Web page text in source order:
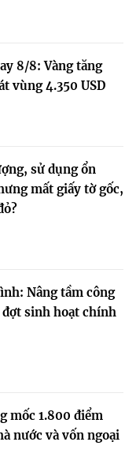
8/8: Vàng tăng
vùng 4.350 USD
sử dụng ổn
mất giấy tờ gốc,
Nâng tầm công
sinh hoạt chính
mốc 1.800 điểm
nước và vốn ngoại